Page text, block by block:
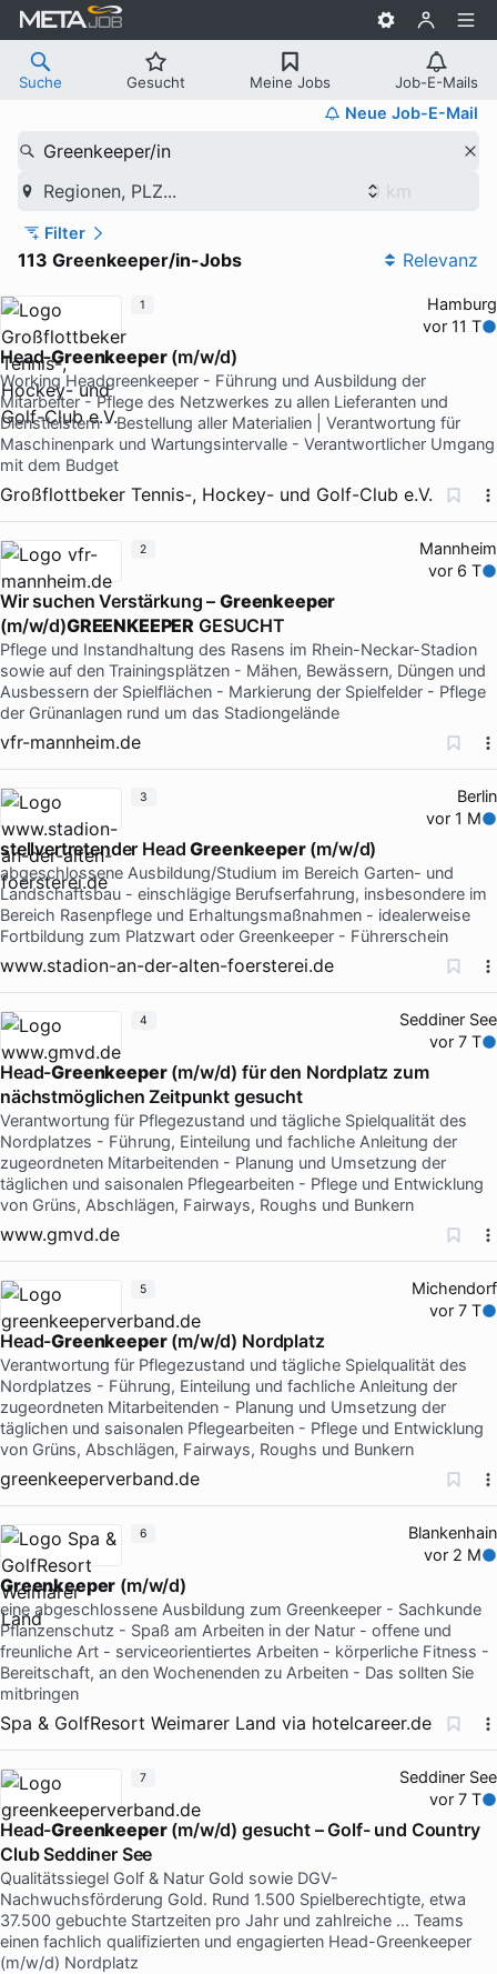
Suche Gesucht Meine Jobs Job-E-Mails
Neue Job-E-Mail
Greenkeeper/in
Regionen, PLZ...
Filter
113 Greenkeeper/in-Jobs Relevanz
Hamburg
vor 11 T
Head-Greenkeeper(m/w/d)
Working Headgreenkeeper - Führung und Ausbildung der
Mitarbeiter - Pflege des Netzwerkes zu allen Lieferanten und
Dienstleistern - Bestellung aller Materialien | Verantwortung für
Maschinenpark und Wartungsintervalle - Verantwortlicher Umgang
mit dem Budget
Großflottbeker Tennis-, Hockey- und Golf-Club e.V.
1
Mannheim
vor 6 T
Wir suchen Verstärkung – Greenkeeper
(m/w/d)GREENKEEPER GESUCHT
Pflege und Instandhaltung des Rasens im Rhein-Neckar-Stadion
sowie auf den Trainingsplätzen - Mähen, Bewässern, Düngen und
Ausbessern der Spielflächen - Markierung der Spielfelder - Pflege
der Grünanlagen rund um das Stadiongelände
vfr-mannheim.de
2
Berlin
vor 1 M
stellvertretender HeadGreenkeeper(m/w/d)
abgeschlossene Ausbildung/Studium im Bereich Garten- und
Landschaftsbau - einschlägige Berufserfahrung, insbesondere im
Bereich Rasenpflege und Erhaltungsmaßnahmen - idealerweise
Fortbildung zum Platzwart oder Greenkeeper - Führerschein
www.stadion-an-der-alten-foersterei.de
3
Seddiner See
vor 7 T
Head-Greenkeeper(m/w/d) für den Nordplatz zum
nächstmöglichen Zeitpunkt gesucht
Verantwortung für Pflegezustand und tägliche Spielqualität des
Nordplatzes - Führung, Einteilung und fachliche Anleitung der
zugeordneten Mitarbeitenden - Planung und Umsetzung der
täglichen und saisonalen Pflegearbeiten - Pflege und Entwicklung
von Grüns, Abschlägen, Fairways, Roughs und Bunkern
www.gmvd.de
4
Michendorf
vor 7 T
Head-Greenkeeper(m/w/d) Nordplatz
Verantwortung für Pflegezustand und tägliche Spielqualität des
Nordplatzes - Führung, Einteilung und fachliche Anleitung der
zugeordneten Mitarbeitenden - Planung und Umsetzung der
täglichen und saisonalen Pflegearbeiten - Pflege und Entwicklung
von Grüns, Abschlägen, Fairways, Roughs und Bunkern
greenkeeperverband.de
5
Blankenhain
vor 2 M
Greenkeeper (m/w/d)
eine abgeschlossene Ausbildung zum Greenkeeper - Sachkunde
Pflanzenschutz - Spaß am Arbeiten in der Natur - offene und
freunliche Art - serviceorientiertes Arbeiten - körperliche Fitness -
Bereitschaft, an den Wochenenden zu Arbeiten - Das sollten Sie
mitbringen
Spa & GolfResort Weimarer Land via hotelcareer.de
6
Seddiner See
vor 7 T
Head-Greenkeeper(m/w/d) gesucht – Golf- und Country
Club Seddiner See
Qualitätssiegel Golf & Natur Gold sowie DGV-
Nachwuchsförderung Gold. Rund 1.500 Spielberechtigte, etwa
37.500 gebuchte Startzeiten pro Jahr und zahlreiche … Teams
einen fachlich qualifizierten und engagierten Head-Greenkeeper
(m/w/d) Nordplatz
7